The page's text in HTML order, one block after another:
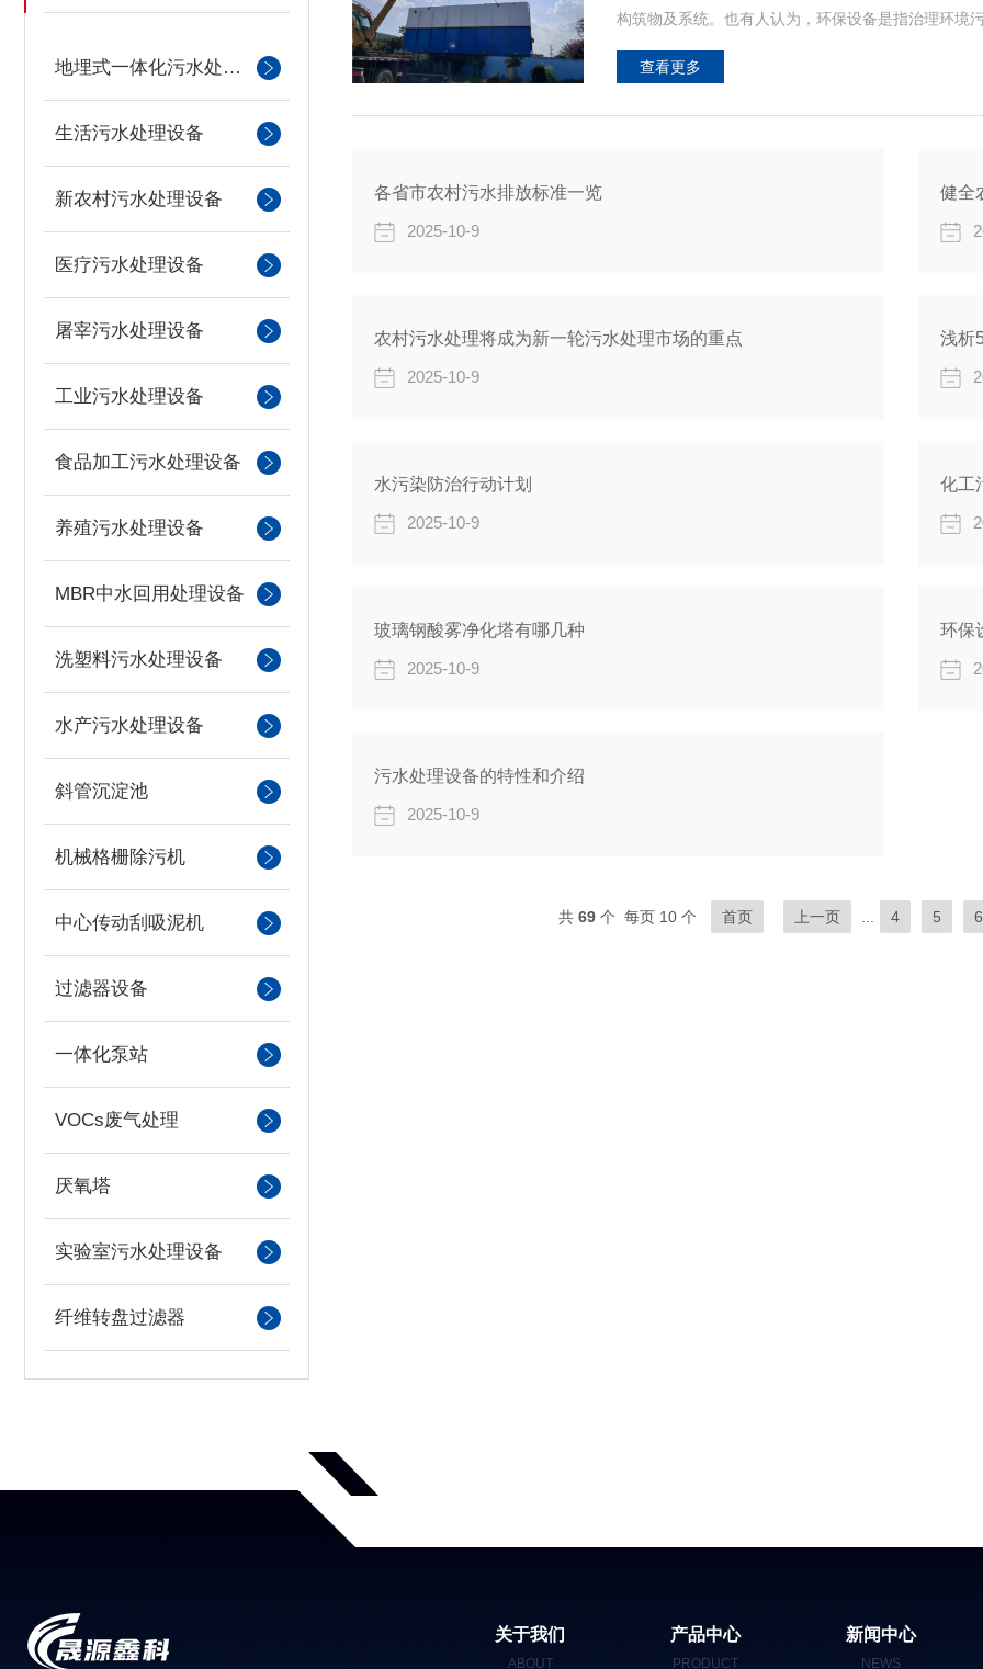
地埋式一体化污水处理设备
生活污水处理设备
新农村污水处理设备
医疗污水处理设备
屠宰污水处理设备
工业污水处理设备
食品加工污水处理设备
养殖污水处理设备
MBR中水回用处理设备
洗塑料污水处理设备
水产污水处理设备
斜管沉淀池
机械格栅除污机
中心传动刮吸泥机
过滤器设备
一体化泵站
VOCs废气处理
厌氧塔
实验室污水处理设备
纤维转盘过滤器
构筑物及系统。也有人认为，环保设备是指治理环境
水处理设备、噪声控制器等。这种认识是不全面的。
机、输送机等;同时还包括保证污染防治设施正常运
查看更多
各省市农村污水排放标准一览
2025-10-9
健全
农村污水处理将成为新一轮污水处理市场的重点
2025-10-9
浅析
水污染防治行动计划
2025-10-9
化工
玻璃钢酸雾净化塔有哪几种
2025-10-9
环保
污水处理设备的特性和介绍
2025-10-9
共 69个 每页 10 个 首页 上一页 4 5 6
关于我们
ABOUT
产品中心
PRODUCT
新闻中心
NEWS